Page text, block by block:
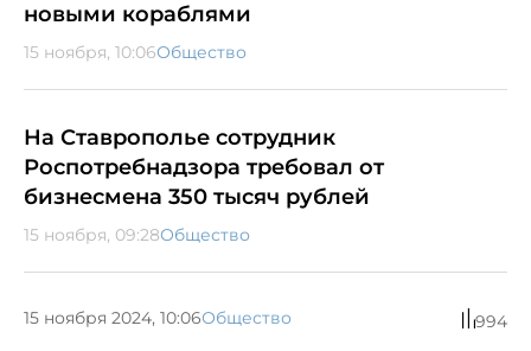
новыми кораблями
15 ноября, 10:06Общество
На Ставрополье сотрудник
Роспотребнадзора требовал от
бизнесмена 350 тысяч рублей
15 ноября, 09:28Общество
15 ноября 2024, 10:06Общество 994